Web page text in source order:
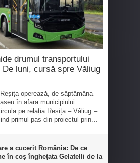
drumul transportului
De luni, cursă spre Văliug
operează, de săptămâna
în afara municipiului.
pe relația Reșița – Văliug –
primul pas din proiectul prin...
a cucerit România: De ce
în coș înghețata Gelatelli de la